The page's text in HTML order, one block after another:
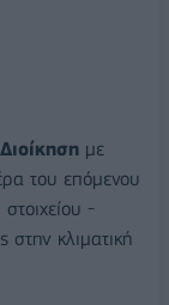
με
του επόμενου
-
στην κλιματική